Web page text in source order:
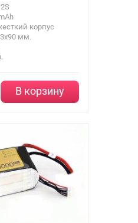
корпус
мм.
В корзину